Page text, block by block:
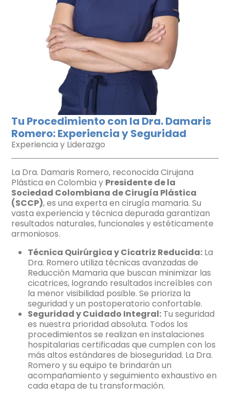
Tu Procedimiento con la Dra. Damaris
Romero: Experiencia y Seguridad
Experiencia y Liderazgo
La Dra. Damaris Romero, reconocida Cirujana
Plástica en Colombia y Presidente de la
Sociedad Colombiana de Cirugía Plástica
(SCCP), es una experta en cirugía mamaria. Su
vasta experiencia y técnica depurada garantizan
resultados naturales, funcionales y estéticamente
armoniosos.
Técnica Quirúrgica y Cicatriz Reducida: La
Dra. Romero utiliza técnicas avanzadas de
Reducción Mamaria que buscan minimizar las
cicatrices, logrando resultados increíbles con
la menor visibilidad posible. Se prioriza la
seguridad y un postoperatorio confortable.
Seguridad y Cuidado Integral: Tu seguridad
es nuestra prioridad absoluta. Todos los
procedimientos se realizan en instalaciones
hospitalarias certificadas que cumplen con los
más altos estándares de bioseguridad. La Dra.
Romero y su equipo te brindarán un
acompañamiento y seguimiento exhaustivo en
cada etapa de tu transformación.